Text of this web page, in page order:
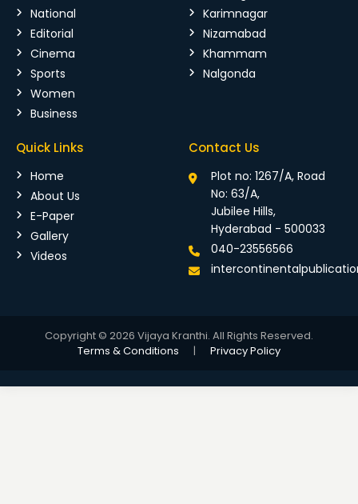
National
Editorial
Cinema
Sports
Women
Business
Karimnagar
Nizamabad
Khammam
Nalgonda
Quick Links
Home
About Us
E-Paper
Gallery
Videos
Contact Us
Plot no: 1267/A, Road
No: 63/A,
Jubilee Hills,
Hyderabad - 500033
040-23556566
Copyright © 2026 Vijaya Kranthi. All Rights Reserved.
Terms & Conditions
| Privacy Policy